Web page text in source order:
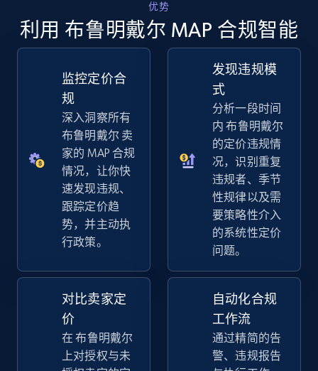
2.5K+ 359+ 立即开始
eBay - Gather data on products using
specified keywords
URL, Product id, Title, Seller name, Seller rating,
Seller reviews, Breadcrumbs, Root category, and
more.
2.5K+ 359+ 立即开始
eBay - Collect products from shops on eBay
URL, Product id, Title, Seller name, Seller rating,
Seller reviews, Breadcrumbs, Root category, and
2.5K+ 359+ 立即开始
优势
利用 布鲁明戴尔 MAP 合规智能
监控定价合
规
深入洞察所有
布鲁明戴尔 卖
家的 MAP 合规
情况，让你快
速发现违规、
跟踪定价趋
势，并主动执
行政策。
发现违规模
式
分析一段时间
内 布鲁明戴尔
的定价违规情
况，识别重复
违规者、季节
性规律以及需
要策略性介入
的系统性定价
问题。
对比卖家定
价
在 布鲁明戴尔
上对授权与未
自动化合规
工作流
通过精简的告
警、违规报告